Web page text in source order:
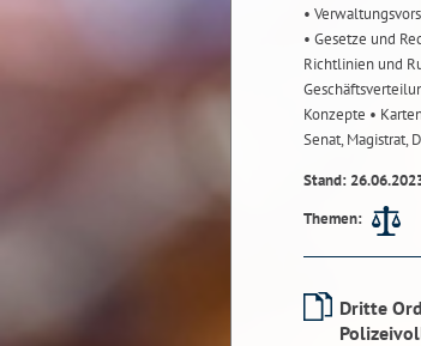
•
• Gesetze und
Richtlinien und
Konzepte •
Senat, Magistrat,
Stand:
Themen:
Dritte